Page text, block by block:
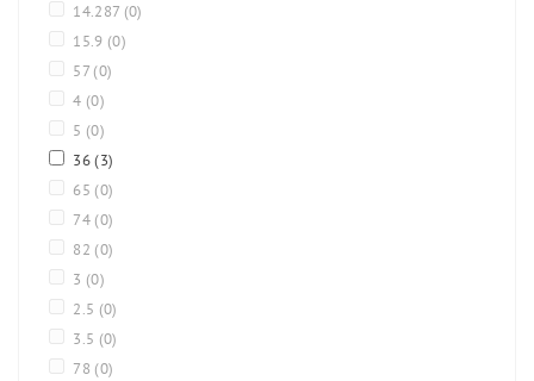
14.287 (0)
15.9 (0)
57 (0)
4 (0)
5 (0)
36(3)
65 (0)
74 (0)
82 (0)
3 (0)
2.5 (0)
3.5 (0)
78 (0)